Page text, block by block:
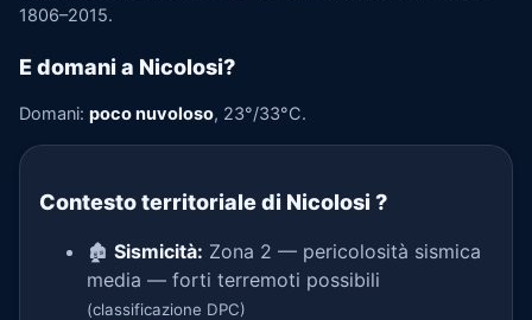
1806–2015.
E domani a Nicolosi?
Domani: poco nuvoloso, 23°/33°C.
Contesto territoriale di Nicolosi ?
🏚️ Sismicità: Zona 2 — pericolosità sismica
media — forti terremoti possibili
(classificazione DPC)